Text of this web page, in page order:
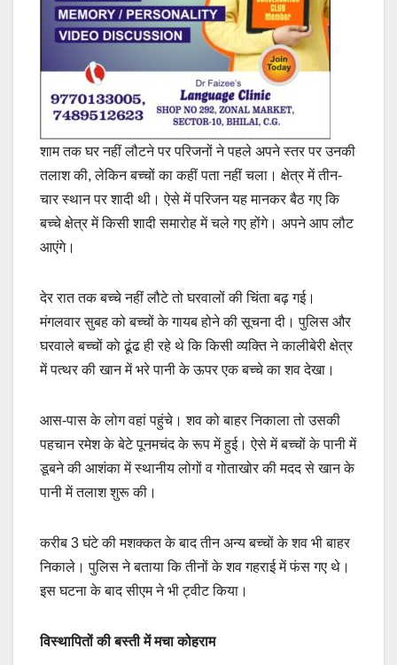
शाम तक घर नहीं लौटने पर परिजनों ने पहले अपने स्तर पर उनकी
तलाश की, लेकिन बच्चों का कहीं पता नहीं चला। क्षेत्र में तीन-
चार स्थान पर शादी थी। ऐसे में परिजन यह मानकर बैठ गए कि
बच्चे क्षेत्र में किसी शादी समारोह में चले गए होंगे। अपने आप लौट
आएंगे।
देर रात तक बच्चे नहीं लौटे तो घरवालों की चिंता बढ़ गई।
मंगलवार सुबह को बच्चों के गायब होने की सूचना दी। पुलिस और
घरवाले बच्चों काे ढूंढ ही रहे थे कि किसी व्यक्ति ने कालीबेरी क्षेत्र
में पत्थर की खान में भरे पानी के ऊपर एक बच्चे का शव देखा।
आस-पास के लोग वहां पहुंचे। शव को बाहर निकाला तो उसकी
पहचान रमेश के बेटे पूनमचंद के रूप में हुई। ऐसे में बच्चों के पानी में
डूबने की आशंका में स्थानीय लोगों व गोताखोर की मदद से खान के
पानी में तलाश शुरू की।
करीब 3 घंटे की मशक्कत के बाद तीन अन्य बच्चों के शव भी बाहर
निकाले। पुलिस ने बताया कि तीनों के शव गहराई में फंस गए थे।
इस घटना के बाद सीएम ने भी ट्वीट किया।
विस्थापितों की बस्ती में मचा कोहराम